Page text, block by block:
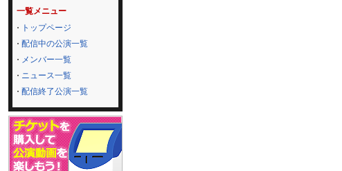
一覧メニュー
トップページ
配信中の公演一覧
メンバー一覧
ニュース一覧
配信終了公演一覧